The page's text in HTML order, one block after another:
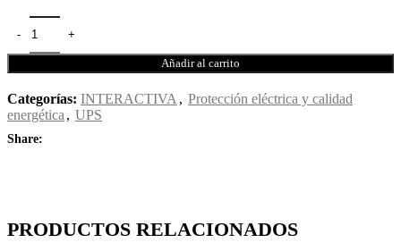
Añadir al carrito
Categorías: INTERACTIVA , Protección eléctrica y calidad
energética , UPS
Share:
PRODUCTOS RELACIONADOS